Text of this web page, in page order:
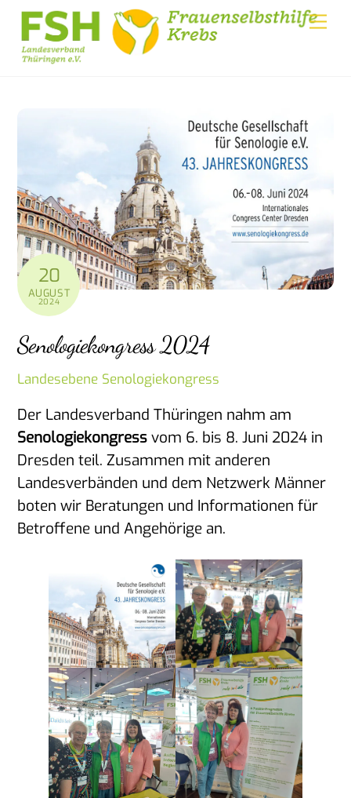
Skip
content
20
AUGUST
2024
Senologiekongress 2024
Landesebene Senologiekongress
Der Landesverband Thüringen nahm am
Senologiekongress vom 6. bis 8. Juni 2024 in
Dresden teil. Zusammen mit anderen
Landesverbänden und dem Netzwerk Männer
boten wir Beratungen und Informationen für
Betroffene und Angehörige an.